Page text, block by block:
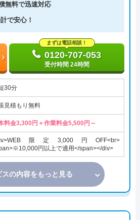
無料で迅速対応
で安心！
まずは電話相談！
0120-707-053
受付時間 24時間
30分
見積もり無料
料金3,300円＋作業料金5,500円～
限定3,000円OFF<br>
円以上で適用</span></div>
スの内容をもっと見る